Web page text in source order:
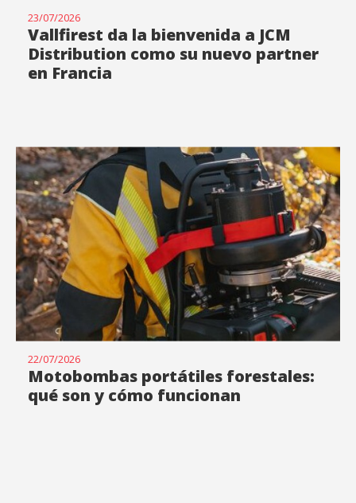
23/07/2026
Vallfirest da la bienvenida a JCM
Distribution como su nuevo partner
en Francia
22/07/2026
Motobombas portátiles forestales:
qué son y cómo funcionan